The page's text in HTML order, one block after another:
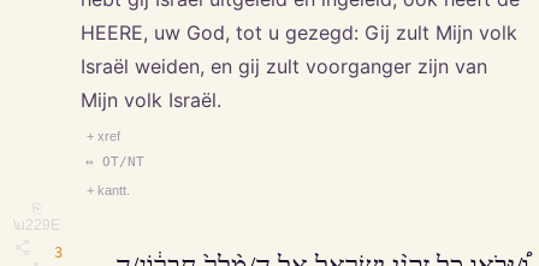
⎘
\u229E
HEERE, uw God, tot u gezegd: Gij zult Mijn volk
Israël weiden, en gij zult voorganger zijn van
Mijn volk Israël.
+ xref
↔ OT/NT
+ kantt.
3